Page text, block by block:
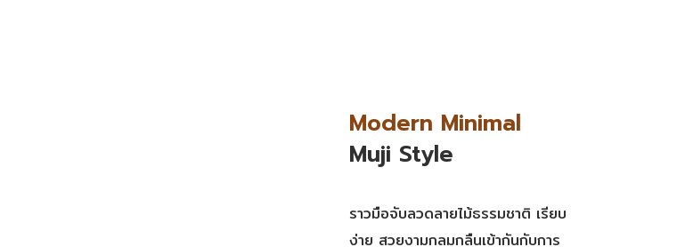
Modern Minimal
Muji Style
ราวมือจับลวดลายไม้ธรรมชาติ เรียบ
ง่าย สวยงามกลมกลืนเข้ากันกับการ